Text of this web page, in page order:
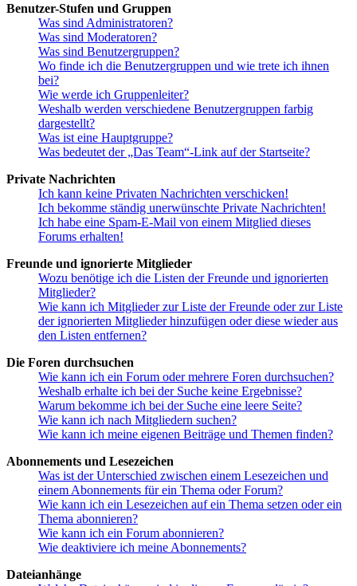
Benutzer-Stufen und Gruppen
Was sind Administratoren?
Was sind Moderatoren?
Was sind Benutzergruppen?
Wo finde ich die Benutzergruppen und wie trete ich ihnen
bei?
Wie werde ich Gruppenleiter?
Weshalb werden verschiedene Benutzergruppen farbig
dargestellt?
Was ist eine Hauptgruppe?
Was bedeutet der „Das Team“-Link auf der Startseite?
Private Nachrichten
Ich kann keine Privaten Nachrichten verschicken!
Ich bekomme ständig unerwünschte Private Nachrichten!
Ich habe eine Spam-E-Mail von einem Mitglied dieses
Forums erhalten!
Freunde und ignorierte Mitglieder
Wozu benötige ich die Listen der Freunde und ignorierten
Mitglieder?
Wie kann ich Mitglieder zur Liste der Freunde oder zur Liste
der ignorierten Mitglieder hinzufügen oder diese wieder aus
den Listen entfernen?
Die Foren durchsuchen
Wie kann ich ein Forum oder mehrere Foren durchsuchen?
Weshalb erhalte ich bei der Suche keine Ergebnisse?
Warum bekomme ich bei der Suche eine leere Seite?
Wie kann ich nach Mitgliedern suchen?
Wie kann ich meine eigenen Beiträge und Themen finden?
Abonnements und Lesezeichen
Was ist der Unterschied zwischen einem Lesezeichen und
einem Abonnements für ein Thema oder Forum?
Wie kann ich ein Lesezeichen auf ein Thema setzen oder ein
Thema abonnieren?
Wie kann ich ein Forum abonnieren?
Wie deaktiviere ich meine Abonnements?
Dateianhänge